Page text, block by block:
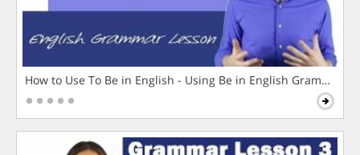
How to Use To Be in English - Using Be in English Grammar